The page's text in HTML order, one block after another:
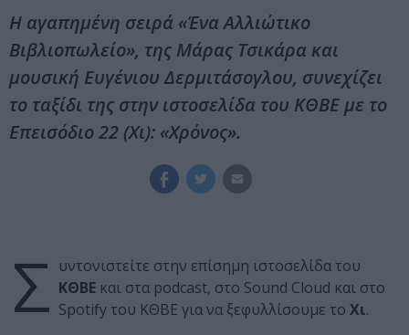
Η αγαπημένη σειρά «Ένα Αλλιώτικο
Βιβλιοπωλείο», της Μάρας Τσικάρα και
μουσική Ευγένιου Δερμιτάσογλου, συνεχίζει
το ταξίδι της στην ιστοσελίδα του ΚΘΒΕ με το
Επεισόδιο 22 (Χι): «Χρόνος».
Σ υντονιστείτε στην επίσημη ιστοσελίδα του
ΚΘΒΕ και στα podcast, στο Sound Cloud και στο
Spotify του ΚΘΒΕ για να ξεφυλλίσουμε το Χι.